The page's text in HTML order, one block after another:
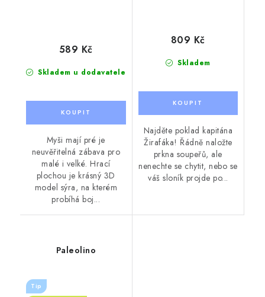
Skladem u dodavatele
589 Kč
Myši mají pré je
neuvěřitelná zábava pro
malé i velké. Hrací
plochou je krásný 3D
model sýra, na kterém
probíhá boj...
Skladem
809 Kč
Najděte poklad kapitána
Žirafáka! Řádně naložte
prkna soupeřů, ale
nenechte se chytit, nebo se
váš sloník projde po...
Paleolino
Tip